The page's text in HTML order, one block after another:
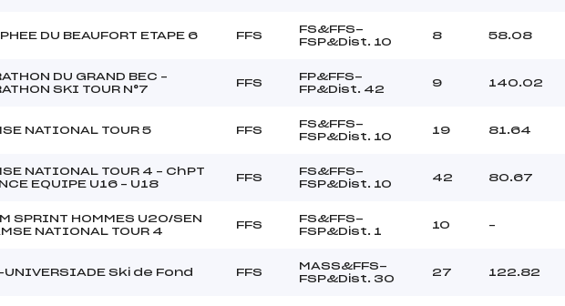
DU BEAUFORT ETAPE 6 FFS
FS&FFS-
FSP&Dist. 10
8 58.08
DU GRAND BEC –
SKI TOUR N°7
FFS
FP&FFS-
FP&Dist. 42
9 140.02
NATIONAL TOUR 5 FFS
FS&FFS-
FSP&Dist. 10
19 81.64
NATIONAL TOUR 4 – ChPT
EQUIPE U16 – U18
FFS
FS&FFS-
FSP&Dist. 10
42 80.67
SPRINT HOMMES U20/SEN
NATIONAL TOUR 4
FFS
FS&FFS-
FSP&Dist. 1
10 –
Ski de Fond FFS
MASS&FFS-
FSP&Dist. 30
27 122.82